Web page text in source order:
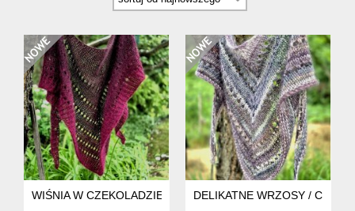
WIŚNIA W CZEKOLADZIE / CHUSTA Z JEDWABIEM
DELIKATNE WRZOSY /